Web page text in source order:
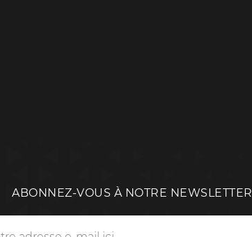
ABONNEZ-VOUS À NOTRE NEWSLETTER